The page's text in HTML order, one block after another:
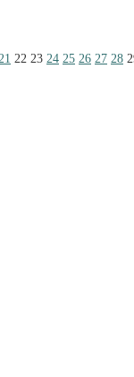
22 23 24 25 26 27 28